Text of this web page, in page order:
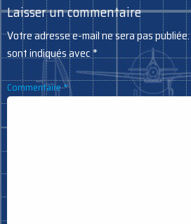
Laisser un commentaire
Votre adresse e-mail ne sera pas publiée.
sont indiqués avec*
Commentaire*